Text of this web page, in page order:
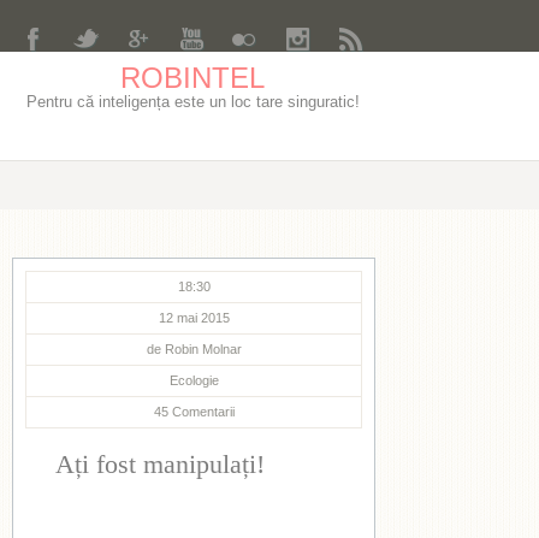
ROBINTEL
Pentru că inteligența este un loc tare singuratic!
18:30
12 mai 2015
de Robin Molnar
Ecologie
45 Comentarii
Ați fost manipulați!